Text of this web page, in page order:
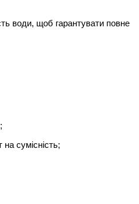
води, щоб гарантувати повне
сумісність;